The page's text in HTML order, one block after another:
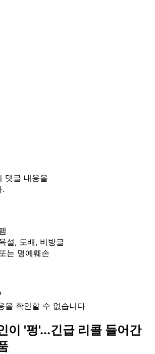
댓글 내용을
.
설, 도배, 비방글
는 명예훼손
을 확인할 수 없습니다
이 '펑'...긴급 리콜 들어간